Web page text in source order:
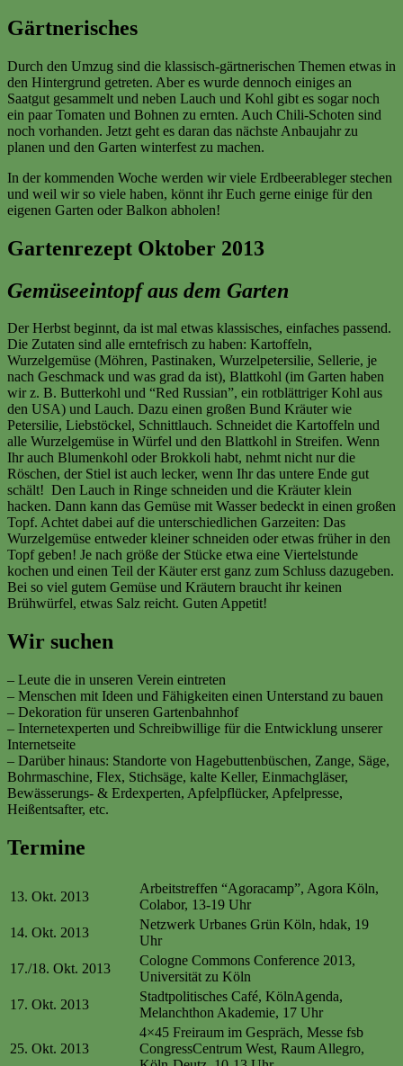
Gärtnerisches
Durch den Umzug sind die klassisch-gärtnerischen Themen etwas in
den Hintergrund getreten. Aber es wurde dennoch einiges an
Saatgut gesammelt und neben Lauch und Kohl gibt es sogar noch
ein paar Tomaten und Bohnen zu ernten. Auch Chili-Schoten sind
noch vorhanden. Jetzt geht es daran das nächste Anbaujahr zu
planen und den Garten winterfest zu machen.
In der kommenden Woche werden wir viele Erdbeerableger stechen
und weil wir so viele haben, könnt ihr Euch gerne einige für den
eigenen Garten oder Balkon abholen!
Gartenrezept Oktober 2013
Gemüseeintopf aus dem Garten
Der Herbst beginnt, da ist mal etwas klassisches, einfaches passend.
Die Zutaten sind alle erntefrisch zu haben: Kartoffeln,
Wurzelgemüse (Möhren, Pastinaken, Wurzelpetersilie, Sellerie, je
nach Geschmack und was grad da ist), Blattkohl (im Garten haben
wir z. B. Butterkohl und “Red Russian”, ein rotblättriger Kohl aus
den USA) und Lauch. Dazu einen großen Bund Kräuter wie
Petersilie, Liebstöckel, Schnittlauch. Schneidet die Kartoffeln und
alle Wurzelgemüse in Würfel und den Blattkohl in Streifen. Wenn
Ihr auch Blumenkohl oder Brokkoli habt, nehmt nicht nur die
Röschen, der Stiel ist auch lecker, wenn Ihr das untere Ende gut
schält! Den Lauch in Ringe schneiden und die Kräuter klein
hacken. Dann kann das Gemüse mit Wasser bedeckt in einen großen
Topf. Achtet dabei auf die unterschiedlichen Garzeiten: Das
Wurzelgemüse entweder kleiner schneiden oder etwas früher in den
Topf geben! Je nach größe der Stücke etwa eine Viertelstunde
kochen und einen Teil der Käuter erst ganz zum Schluss dazugeben.
Bei so viel gutem Gemüse und Kräutern braucht ihr keinen
Brühwürfel, etwas Salz reicht. Guten Appetit!
Wir suchen
– Leute die in unseren Verein eintreten
– Menschen mit Ideen und Fähigkeiten einen Unterstand zu bauen
– Dekoration für unseren Gartenbahnhof
– Internetexperten und Schreibwillige für die Entwicklung unserer
Internetseite
– Darüber hinaus: Standorte von Hagebuttenbüschen, Zange, Säge,
Bohrmaschine, Flex, Stichsäge, kalte Keller, Einmachgläser,
Bewässerungs- & Erdexperten, Apfelpflücker, Apfelpresse,
Heißentsafter, etc.
Termine
13. Okt. 2013
Arbeitstreffen “Agoracamp”, Agora Köln,
Colabor, 13-19 Uhr
14. Okt. 2013
Netzwerk Urbanes Grün Köln, hdak, 19
Uhr
17./18. Okt. 2013
Cologne Commons Conference 2013,
Universität zu Köln
17. Okt. 2013
Stadtpolitisches Café, KölnAgenda,
Melanchthon Akademie, 17 Uhr
25. Okt. 2013
4×45 Freiraum im Gespräch, Messe fsb
CongressCentrum West, Raum Allegro,